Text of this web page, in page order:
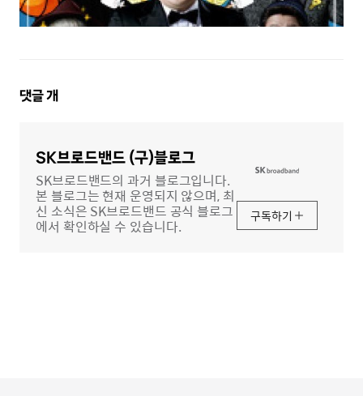
댓
댓글개
SK브로드밴드 (구)블로그
SK브로드밴드의 과거 블로그입니다.
본 블로그는 현재 운영되지 않으며, 최
신 소식은 SK브로드밴드 공식 블로그
에서 확인하실 수 있습니다.
구독하기